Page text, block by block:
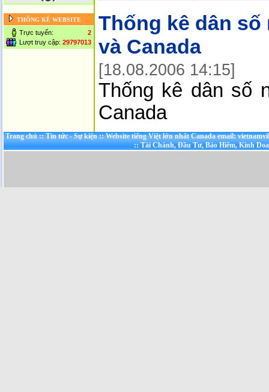
THỐNG KÊ WEBSITE
Trực tuyến:
2
Lượt truy cập: 29797013
Thống kê dân
và Canada
[18.08.2006 14:15]
Thống kê dân số
Canada
Trang chủ::Tin tức - Sự kiện::Website tiếng Việt lớn nhất Canada email:
::Tài Chánh, Đầu Tư, Bảo Hiểm, Kinh